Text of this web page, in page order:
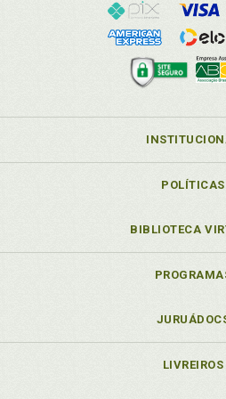
Neves de Oliveira, p. 55
Priscila Benitez.
Domeniconi / Ricardo M.
escola e família. Luciana
Franci Raimundo
/ Hilda Rosa Capelão
Plata Cury Tardivo / Marlene
Representações de si de
POLÍTICAS
BIBLIOTECA
LIVREIROS